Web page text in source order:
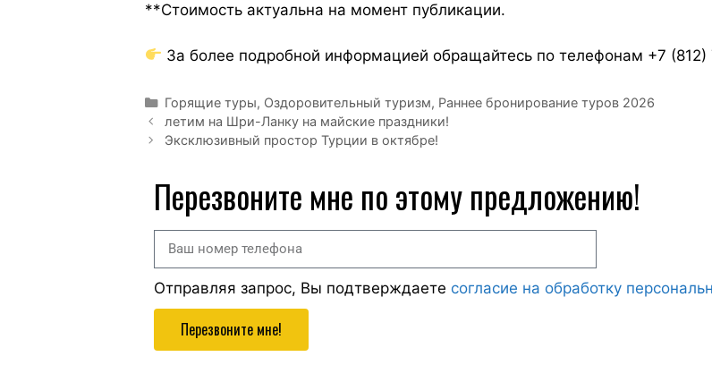
**Стоимость актуальна на момент публикации.
За более подробной информацией обращайтесь по телефонам +7
Горящие туры, Оздоровительный туризм, Раннее бронирование туров 2026
летим на Шри-Ланку на майские праздники!
Эксклюзивный простор Турции в октябре!
Перезвоните мне по этому предложению!
Отправляя запрос, Вы подтверждаете согласие на обработку
Перезвоните мне!